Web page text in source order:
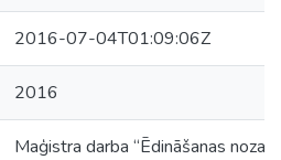
2016-07-04T01:09:06Z
2016
Maģistra darba “Ēdināšanas